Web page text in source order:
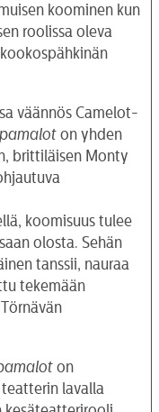
koominen kun
roolissa oleva
väännös Camelot-
on yhden
brittiläisen Monty
koomisuus tulee
olosta. Sehän
tanssii, nauraa
tekemään
on
lavalla